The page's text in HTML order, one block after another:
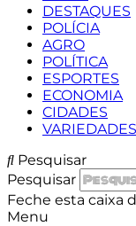
DESTAQUES
POLÍCIA
AGRO
POLÍTICA
ESPORTES
ECONOMIA
CIDADES
VARIEDADES
Pesquisar
Pesquisar
Feche esta caixa
Menu